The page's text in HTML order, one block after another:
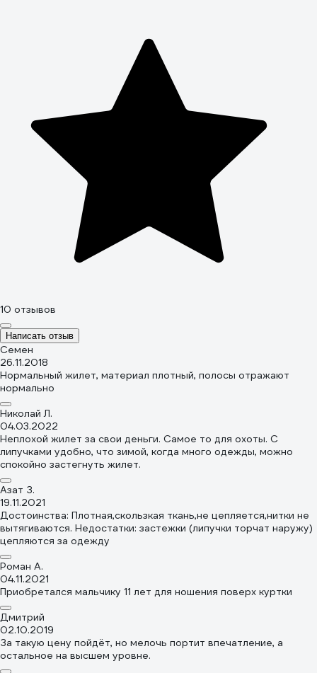
10 отзывов
Написать отзыв
Семен
26.11.2018
Нормальный жилет, материал плотный, полосы отражают
нормально
Николай Л.
04.03.2022
Неплохой жилет за свои деньги. Самое то для охоты. С
липучками удобно, что зимой, когда много одежды, можно
спокойно застегнуть жилет.
Азат З.
19.11.2021
Достоинства: Плотная,скользкая ткань,не цепляется,нитки не
вытягиваются. Недостатки: застежки (липучки торчат наружу)
цепляются за одежду
Роман А.
04.11.2021
Приобретался мальчику 11 лет для ношения поверх куртки
Дмитрий
02.10.2019
За такую цену пойдёт, но мелочь портит впечатление, а
остальное на высшем уровне.